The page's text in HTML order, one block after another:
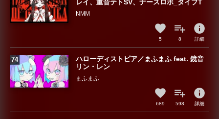
レイ、重音テトSV、ナースロボ_タイプT
NMM
5 8
info
詳細
ハローディストピア／まふまふ feat. 鏡音
リン・レン
まふまふ
689 598
info
詳細